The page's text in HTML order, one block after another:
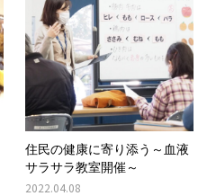
住民の健康に寄り添う～血液
サラサラ教室開催～
2022.04.08